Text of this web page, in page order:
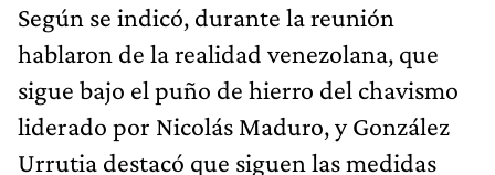
Según se indicó, durante la reunión
hablaron de la realidad venezolana, que
sigue bajo el puño de hierro del chavismo
liderado por Nicolás Maduro, y González
Urrutia destacó que siguen las medidas